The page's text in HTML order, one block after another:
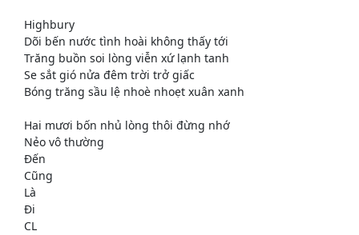
Highbury
Dõi bến nước tình hoài không thấy tới
Trăng buồn soi lòng viễn xứ lạnh tanh
Se sắt gió nửa đêm trời trở giấc
Bóng trăng sầu lệ nhoè nhoẹt xuân xanh
Hai mươi bốn nhủ lòng thôi đừng nhớ
Nẻo vô thường
Đến
Cũng
Là
Đi
CL